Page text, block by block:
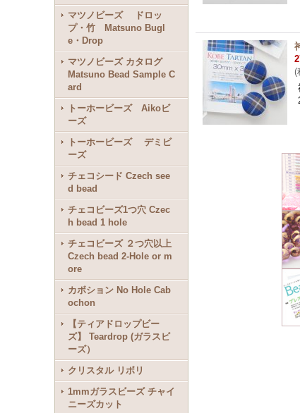
マツノビーズ ドロッ
プ・竹 Matsuno Bugl
e・Drop
マツノビーズ カタログ
Matsuno Bead Sample C
ard
トーホービーズ Aikoビ
ーズ
トーホービーズ デミビ
ーズ
チェコシード Czech see
d bead
チェコビーズ1つ穴 Czec
h bead 1 hole
チェコビーズ ２つ穴以上
Czech bead 2-Hole or m
ore
カボション No Hole Cab
ochon
【ティアドロップビー
ズ】 Teardrop (ガラスビ
ーズ）
クリスタル リボリ
1mmガラスビーズ チャイ
ニーズカット
(